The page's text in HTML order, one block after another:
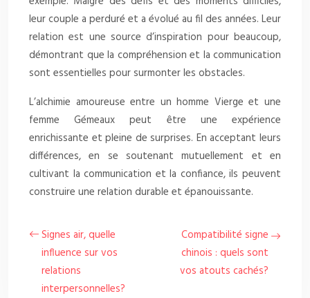
leur couple a perduré et a évolué au fil des années. Leur
relation est une source d’inspiration pour beaucoup,
démontrant que la compréhension et la communication
sont essentielles pour surmonter les obstacles.
L’alchimie amoureuse entre un homme Vierge et une
femme Gémeaux peut être une expérience
enrichissante et pleine de surprises. En acceptant leurs
différences, en se soutenant mutuellement et en
cultivant la communication et la confiance, ils peuvent
construire une relation durable et épanouissante.
Signes air, quelle
influence sur vos
relations
interpersonnelles?
Compatibilité signe
chinois : quels sont
vos atouts cachés?